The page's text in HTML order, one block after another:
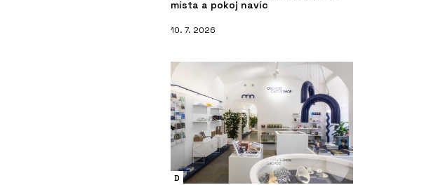
místa a pokoj navíc
10. 7. 2026
D